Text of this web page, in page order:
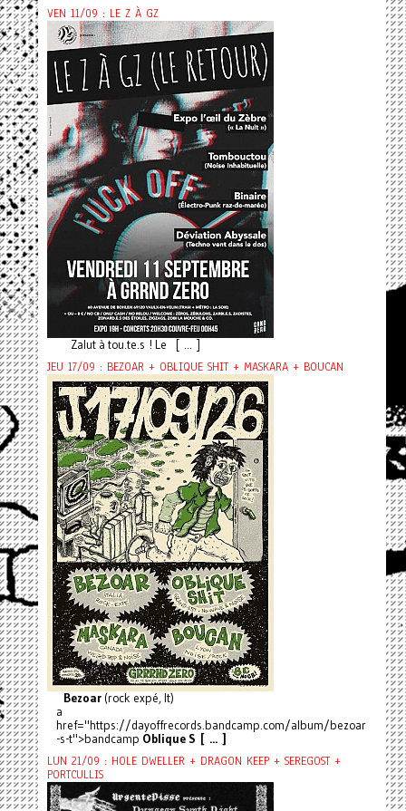
VEN 11/09 : LE Z À GZ
Zalut à tou.te.s ! Le [ ... ]
JEU 17/09 : BEZOAR + OBLIQUE SHIT + MASKARA + BOUCAN
Bezoar(rock expé, It)
a
href="https://dayoffrecords.bandcamp.com/album/bezoar
-s-t">bandcamp Oblique S [ ... ]
LUN 21/09 : HOLE DWELLER + DRAGON KEEP + SEREGOST +
PORTCULLIS